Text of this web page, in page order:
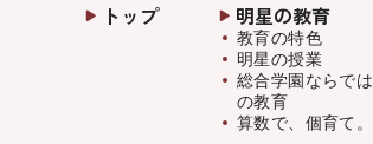
トップ 明星の教育
教育の特色
明星の授業
総合学園ならでは
の教育
算数で、個育て。